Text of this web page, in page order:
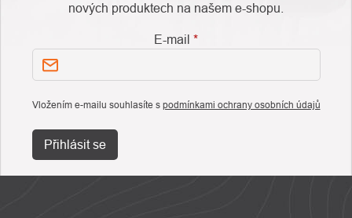
nových produktech na našem e-shopu.
E-mail
Vložením e-mailu souhlasíte s podmínkami ochrany osobních údajů
Přihlásit se